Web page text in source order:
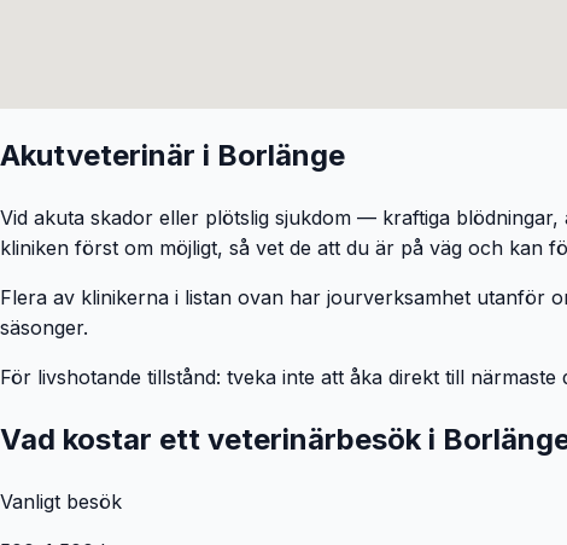
Akutveterinär i Borlänge
Vid akuta skador eller plötslig sjukdom — kraftiga
kliniken först om möjligt, så vet de att du är på väg och kan
Flera av klinikerna i listan ovan har jourverksamhet utanför
säsonger.
För livshotande tillstånd: tveka inte att åka direkt till närmaste
Vad kostar ett veterinärbesök i
Vanligt besök